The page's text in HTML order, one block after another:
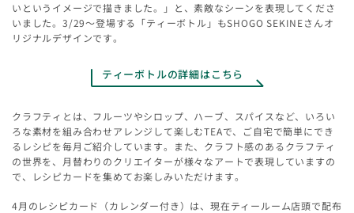
いというイメージで描きました。」と、素敵なシーンを表現してくださ
いました。3/29～登場する「ティーボトル」もSHOGO SEKINEさんオ
リジナルデザインです。
ティーボトルの詳細はこちら
クラフティとは、フルーツやシロップ、ハーブ、スパイスなど、いろい
ろな素材を組み合わせアレンジして楽しむTEAで、ご自宅で簡単にでき
るレシピを毎月ご紹介しています。また、クラフト感のあるクラフティ
の世界を、月替わりのクリエイターが様々なアートで表現していますの
で、レシピカードを集めてお楽しみいただけます。
4月のレシピカード（カレンダー付き）は、現在ティールーム店頭で配布